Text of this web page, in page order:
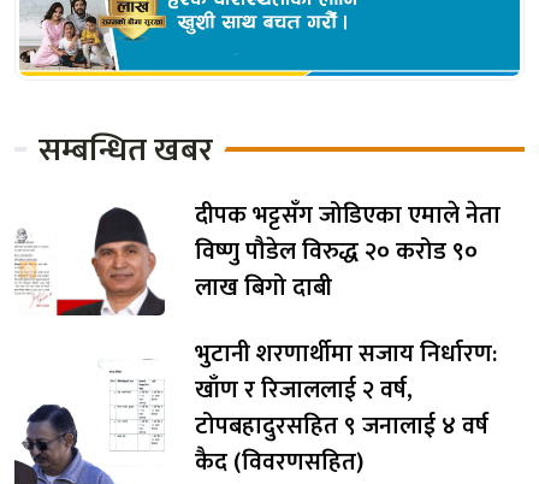
सम्बन्धित खबर
दीपक भट्टसँग जोडिएका एमाले नेता
विष्णु पौडेल विरुद्ध २० करोड ९०
लाख बिगो दाबी
भुटानी शरणार्थीमा सजाय निर्धारण:
खाँण र रिजाललाई २ वर्ष,
टोपबहादुरसहित ९ जनालाई ४ वर्ष
कैद (विवरणसहित)